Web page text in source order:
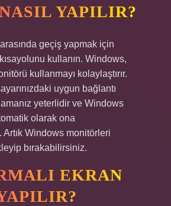
YAPILIR?
geçiş yapmak için
kullanın. Windows,
kullanmayı kolaylaştırır.
uygun bağlantı
yeterlidir ve Windows
olarak ona
Artık Windows monitörleri
bırakabilirsiniz.
EKRAN